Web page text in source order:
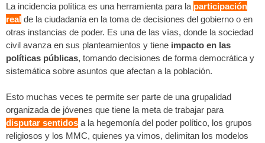
La incidencia política es una herramienta para la participación
real de la ciudadanía en la toma de decisiones del gobierno o en
otras instancias de poder. Es una de las vías, donde la sociedad
civil avanza en sus planteamientos y tiene impacto en las
políticas públicas, tomando decisiones de forma democrática y
sistemática sobre asuntos que afectan a la población.
Esto muchas veces te permite ser parte de una grupalidad
organizada de jóvenes que tiene la meta de trabajar para
disputar sentidos a la hegemonía del poder político, los grupos
religiosos y los MMC, quienes ya vimos, delimitan los modelos